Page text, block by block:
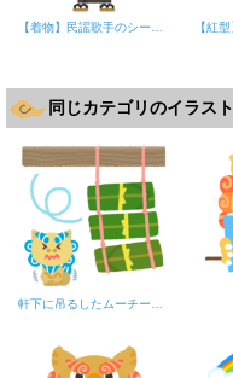
同じカテゴリのイラスト
軒下に吊るしたムーチー（鬼餅）Bムーチービーサー